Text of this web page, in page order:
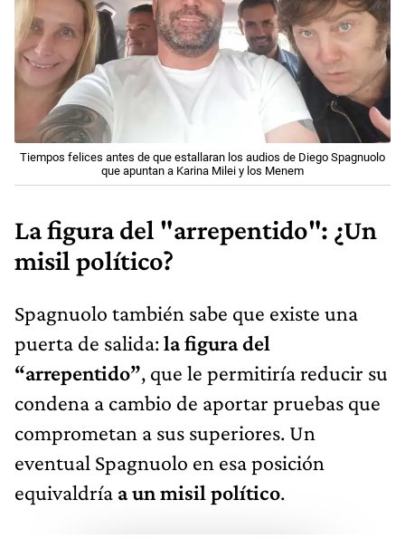
Tiempos felices antes de que estallaran los audios de Diego Spagnuolo
que apuntan a Karina Milei y los Menem
La figura del "arrepentido": ¿Un
misil político?
Spagnuolo también sabe que existe una
puerta de salida:la figura del
“arrepentido”, que le permitiría reducir su
condena a cambio de aportar pruebas que
comprometan a sus superiores. Un
eventual Spagnuolo en esa posición
equivaldría a un misil político.